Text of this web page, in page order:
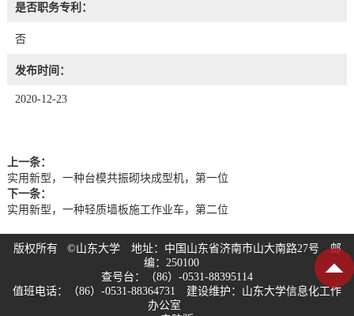
是否职务专利：
否
发布时间：
2020-12-23
上一条：
实用新型，一种台模共振砌块成型机，第一位
下一条：
实用新型，一种轻质墙板施工作业车，第二位
版权所有 ©山东大学 地址：中国山东省济南市山大南路27号 邮
编：250100
查号台：（86）-0531-88395114
值班电话：（86）-0531-88364731 建设维护：山东大学信息化工作
办公室